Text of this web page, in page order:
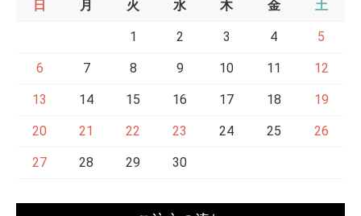
日 月 火 水 木 金 土
1 2 3 4 5
6 7 8 9 10 11 12
13 14 15 16 17 18 19
20 21 22 23 24 25 26
27 28 29 30